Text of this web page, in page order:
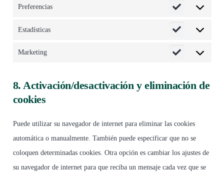
Preferencias
Estadísticas
Marketing
8. Activación/desactivación y eliminación de
cookies
Puede utilizar su navegador de internet para eliminar las cookies
automática o manualmente. También puede especificar que no se
coloquen determinadas cookies. Otra opción es cambiar los ajustes de
su navegador de internet para que reciba un mensaje cada vez que se